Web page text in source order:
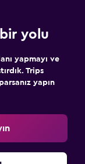
yolu
yapmayı ve
Trips
yapın